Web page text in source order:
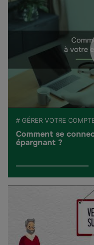
# GÉRER VOTRE
Comment se
épargnant ?